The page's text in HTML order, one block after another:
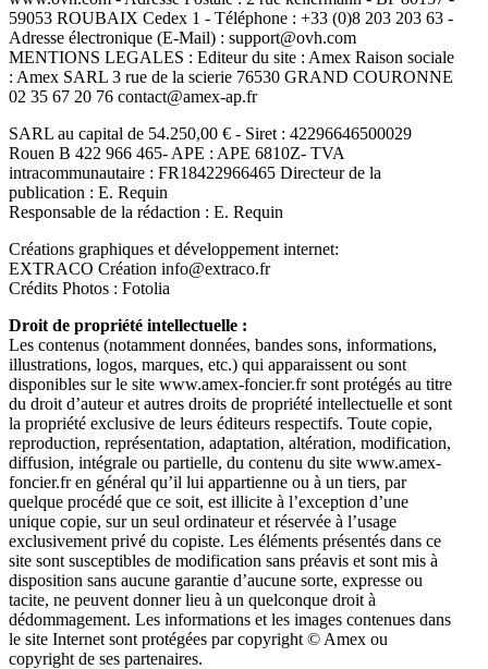
59053 ROUBAIX Cedex 1 - Téléphone : +33 (0)8 203 203 63 -
Adresse électronique (E-Mail) : support@ovh.com
MENTIONS LEGALES : Editeur du site : Amex Raison sociale
: Amex SARL 3 rue de la scierie 76530 GRAND COURONNE
02 35 67 20 76 contact@amex-ap.fr
SARL au capital de 54.250,00 € - Siret : 42296646500029
Rouen B 422 966 465- APE : APE 6810Z- TVA
intracommunautaire : FR18422966465 Directeur de la
publication : E. Requin
Responsable de la rédaction : E. Requin
Créations graphiques et développement internet:
EXTRACO Création info@extraco.fr
Crédits Photos : Fotolia
Droit de propriété intellectuelle :
Les contenus (notamment données, bandes sons, informations,
illustrations, logos, marques, etc.) qui apparaissent ou sont
disponibles sur le site www.amex-foncier.fr sont protégés au titre
du droit d’auteur et autres droits de propriété intellectuelle et sont
la propriété exclusive de leurs éditeurs respectifs. Toute copie,
reproduction, représentation, adaptation, altération, modification,
diffusion, intégrale ou partielle, du contenu du site www.amex-
foncier.fr en général qu’il lui appartienne ou à un tiers, par
quelque procédé que ce soit, est illicite à l’exception d’une
unique copie, sur un seul ordinateur et réservée à l’usage
exclusivement privé du copiste. Les éléments présentés dans ce
site sont susceptibles de modification sans préavis et sont mis à
disposition sans aucune garantie d’aucune sorte, expresse ou
tacite, ne peuvent donner lieu à un quelconque droit à
dédommagement. Les informations et les images contenues dans
le site Internet sont protégées par copyright © Amex ou
copyright de ses partenaires.